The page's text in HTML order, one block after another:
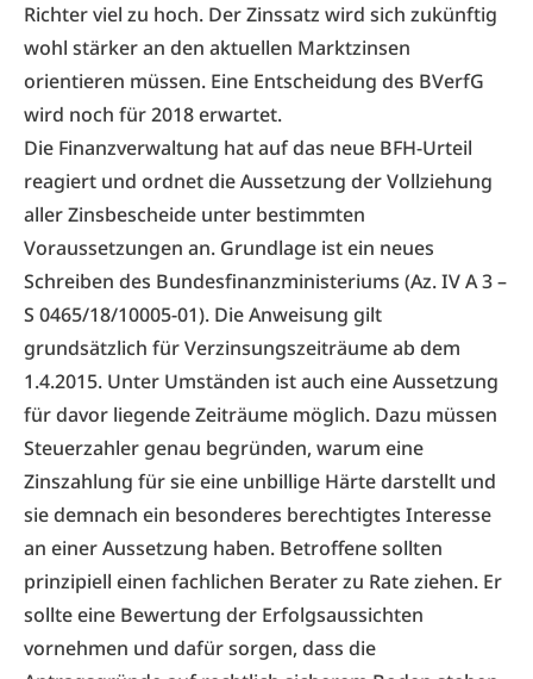
Richter viel zu hoch. Der Zinssatz wird sich zukünftig
wohl stärker an den aktuellen Marktzinsen
orientieren müssen. Eine Entscheidung des BVerfG
wird noch für 2018 erwartet.
Die Finanzverwaltung hat auf das neue BFH-Urteil
reagiert und ordnet die Aussetzung der Vollziehung
aller Zinsbescheide unter bestimmten
Voraussetzungen an. Grundlage ist ein neues
Schreiben des Bundesfinanzministeriums (Az. IV A 3 –
S 0465/18/10005-01). Die Anweisung gilt
grundsätzlich für Verzinsungszeiträume ab dem
1.4.2015. Unter Umständen ist auch eine Aussetzung
für davor liegende Zeiträume möglich. Dazu müssen
Steuerzahler genau begründen, warum eine
Zinszahlung für sie eine unbillige Härte darstellt und
sie demnach ein besonderes berechtigtes Interesse
an einer Aussetzung haben. Betroffene sollten
prinzipiell einen fachlichen Berater zu Rate ziehen. Er
sollte eine Bewertung der Erfolgsaussichten
vornehmen und dafür sorgen, dass die